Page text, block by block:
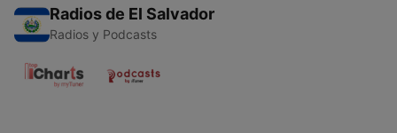
Radios de El Salvador
Radios y Podcasts